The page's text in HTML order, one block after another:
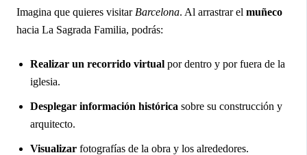
Imagina que quieres visitar Barcelona. Al arrastrar el muñeco
hacia La Sagrada Familia, podrás:
Realizar un recorrido virtual por dentro y por fuera de la
iglesia.
Desplegar información histórica sobre su construcción y
arquitecto.
Visualizar fotografías de la obra y los alrededores.